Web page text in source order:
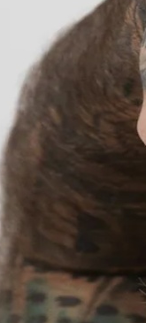
Termin buchen